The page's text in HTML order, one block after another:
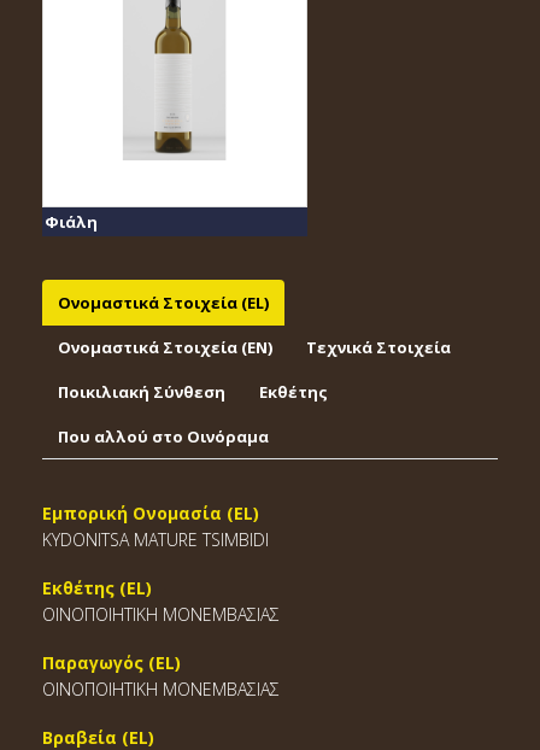
Φιάλη
Ονομαστικά Στοιχεία (EL)
Ονομαστικά Στοιχεία (EΝ) Τεχνικά Στοιχεία
Ποικιλιακή Σύνθεση Εκθέτης
Που αλλού στο Οινόραμα
Εμπορική Ονομασία (EL)
KYDONITSA MATURE TSIMBIDI
Εκθέτης (EL)
ΟΙΝΟΠΟΙΗΤΙΚΗ ΜΟΝΕΜΒΑΣΙΑΣ
Παραγωγός (EL)
ΟΙΝΟΠΟΙΗΤΙΚΗ ΜΟΝΕΜΒΑΣΙΑΣ
Βραβεία (EL)